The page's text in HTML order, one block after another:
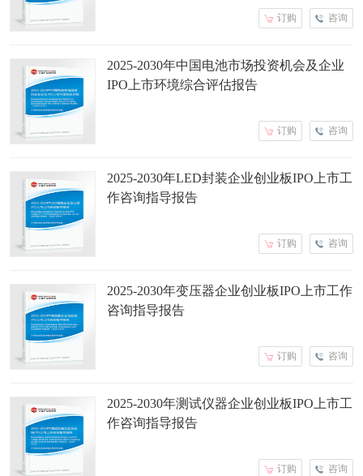
咨询
订购
2025-2030年中国电池市场投资机会及企业
IPO上市环境综合评估报告
咨询
订购
2025-2030年LED封装企业创业板IPO上市工
作咨询指导报告
咨询
订购
2025-2030年变压器企业创业板IPO上市工作
咨询指导报告
咨询
订购
2025-2030年测试仪器企业创业板IPO上市工
作咨询指导报告
咨询
订购